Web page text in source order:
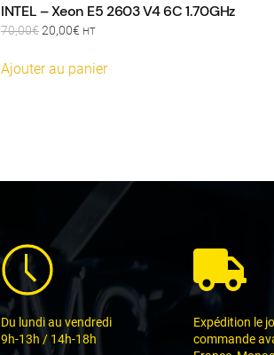
INTEL – Xeon E5 2603 V4 6C 1.70GHz
70,00€Le
initial
20,00€ Le
actuel
HT
Ajouter au panier
Du lundi au vendredi
9h-13h / 14h-18h
Expédition le
commande